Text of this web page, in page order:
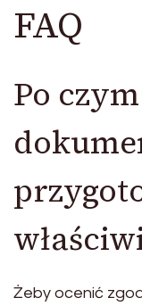
FAQ
Po
Żeby ocenić